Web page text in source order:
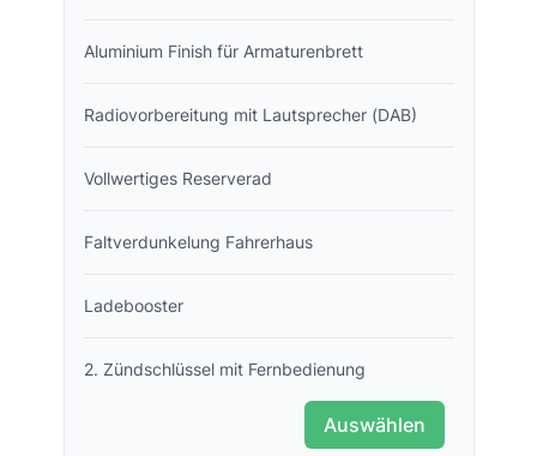
Aluminium Finish für Armaturenbrett
Radiovorbereitung mit Lautsprecher (DAB)
Vollwertiges Reserverad
Faltverdunkelung Fahrerhaus
Ladebooster
2. Zündschlüssel mit Fernbedienung
Auswählen